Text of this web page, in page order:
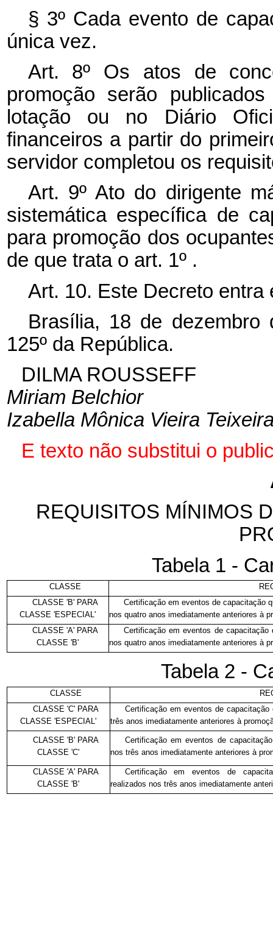
§ 3º Cada evento de
única vez.
Art. 8º Os atos de
promoção serão
lotação ou no Diário
financeiros a partir do
servidor completou os
Art. 9º Ato do dirigente
sistemática específica de
para promoção dos
de que trata o art. 1º .
Art. 10. Este Decreto entra
Brasília, 18 de dezembro
125º da República.
DILMA ROUSSEFF
Miriam Belchior
Izabella Mônica Vieira
E texto não substitui o
REQUISITOS MÍNIMOS
Tabela 1 -
CLASSE
CLASSE 'B' PARA
CLASSE 'ESPECIAL'
Certificação em eventos de capacitação
nos quatro anos imediatamente anteriores à
CLASSE 'A' PARA
CLASSE 'B'
Certificação em eventos de
nos quatro anos imediatamente anteriores à
Tabela 2 -
CLASSE
CLASSE 'C' PARA
CLASSE 'ESPECIAL'
Certificação em eventos de
três anos imediatamente anteriores à
CLASSE 'B' PARA
CLASSE 'C'
Certificação em eventos de
nos três anos imediatamente anteriores à
CLASSE 'A' PARA
CLASSE 'B'
Certificação em eventos de
realizados nos três anos imediatamente